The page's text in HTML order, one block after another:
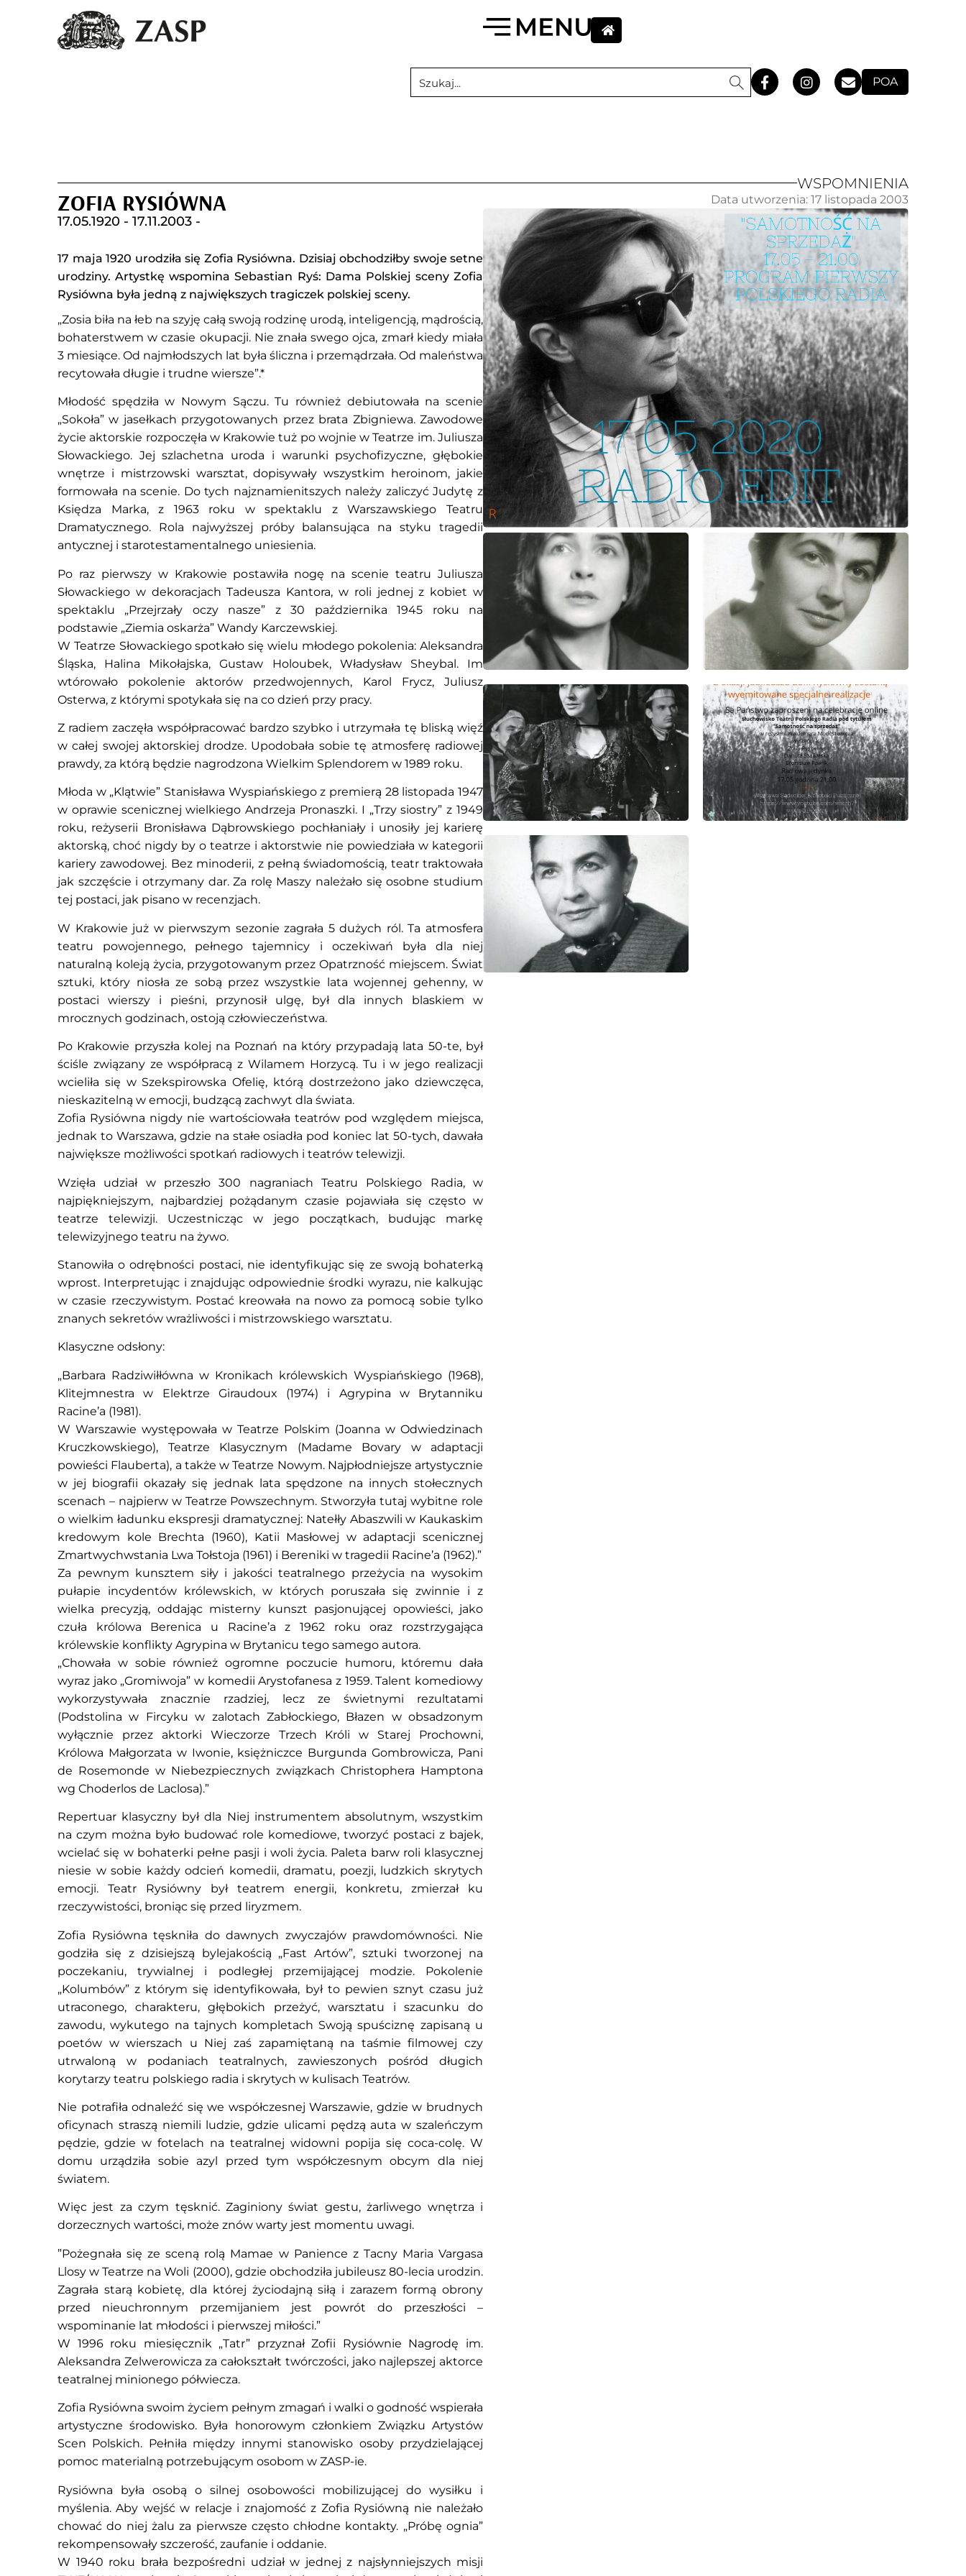
POA
WSPOMNIENIA
ZOFIA RYSIÓWNA
17.05.1920 - 17.11.2003 -
17 maja 1920 urodziła się Zofia Rysiówna. Dzisiaj obchodziłby swoje setne
urodziny. Artystkę wspomina Sebastian Ryś: Dama Polskiej sceny Zofia
Rysiówna była jedną z największych tragiczek polskiej sceny.
„Zosia biła na łeb na szyję całą swoją rodzinę urodą, inteligencją, mądrością,
bohaterstwem w czasie okupacji. Nie znała swego ojca, zmarł kiedy miała
3 miesiące. Od najmłodszych lat była śliczna i przemądrzała. Od maleństwa
recytowała długie i trudne wiersze”.*
Młodość spędziła w Nowym Sączu. Tu również debiutowała na scenie
„Sokoła” w jasełkach przygotowanych przez brata Zbigniewa. Zawodowe
życie aktorskie rozpoczęła w Krakowie tuż po wojnie w Teatrze im. Juliusza
Słowackiego. Jej szlachetna uroda i warunki psychofizyczne, głębokie
wnętrze i mistrzowski warsztat, dopisywały wszystkim heroinom, jakie
formowała na scenie. Do tych najznamienitszych należy zaliczyć Judytę z
Księdza Marka, z 1963 roku w spektaklu z Warszawskiego Teatru
Dramatycznego. Rola najwyższej próby balansująca na styku tragedii
antycznej i starotestamentalnego uniesienia.
Po raz pierwszy w Krakowie postawiła nogę na scenie teatru Juliusza
Słowackiego w dekoracjach Tadeusza Kantora, w roli jednej z kobiet w
spektaklu „Przejrzały oczy nasze” z 30 października 1945 roku na
podstawie „Ziemia oskarża” Wandy Karczewskiej.
W Teatrze Słowackiego spotkało się wielu młodego pokolenia: Aleksandra
Śląska, Halina Mikołajska, Gustaw Holoubek, Władysław Sheybal. Im
wtórowało pokolenie aktorów przedwojennych, Karol Frycz, Juliusz
Osterwa, z którymi spotykała się na co dzień przy pracy.
Z radiem zaczęła współpracować bardzo szybko i utrzymała tę bliską więź
w całej swojej aktorskiej drodze. Upodobała sobie tę atmosferę radiowej
prawdy, za którą będzie nagrodzona Wielkim Splendorem w 1989 roku.
Młoda w „Klątwie” Stanisława Wyspiańskiego z premierą 28 listopada 1947
w oprawie scenicznej wielkiego Andrzeja Pronaszki. I „Trzy siostry” z 1949
roku, reżyserii Bronisława Dąbrowskiego pochłaniały i unosiły jej karierę
aktorską, choć nigdy by o teatrze i aktorstwie nie powiedziała w kategorii
kariery zawodowej. Bez minoderii, z pełną świadomością, teatr traktowała
jak szczęście i otrzymany dar. Za rolę Maszy należało się osobne studium
tej postaci, jak pisano w recenzjach.
W Krakowie już w pierwszym sezonie zagrała 5 dużych ról. Ta atmosfera
teatru powojennego, pełnego tajemnicy i oczekiwań była dla niej
naturalną koleją życia, przygotowanym przez Opatrzność miejscem. Świat
sztuki, który niosła ze sobą przez wszystkie lata wojennej gehenny, w
postaci wierszy i pieśni, przynosił ulgę, był dla innych blaskiem w
mrocznych godzinach, ostoją człowieczeństwa.
Po Krakowie przyszła kolej na Poznań na który przypadają lata 50-te, był
ściśle związany ze współpracą z Wilamem Horzycą. Tu i w jego realizacji
wcieliła się w Szekspirowska Ofelię, którą dostrzeżono jako dziewczęca,
nieskazitelną w emocji, budzącą zachwyt dla świata.
Zofia Rysiówna nigdy nie wartościowała teatrów pod względem miejsca,
jednak to Warszawa, gdzie na stałe osiadła pod koniec lat 50-tych, dawała
największe możliwości spotkań radiowych i teatrów telewizji.
Wzięła udział w przeszło 300 nagraniach Teatru Polskiego Radia, w
najpiękniejszym, najbardziej pożądanym czasie pojawiała się często w
teatrze telewizji. Uczestnicząc w jego początkach, budując markę
telewizyjnego teatru na żywo.
Stanowiła o odrębności postaci, nie identyfikując się ze swoją bohaterką
wprost. Interpretując i znajdując odpowiednie środki wyrazu, nie kalkując
w czasie rzeczywistym. Postać kreowała na nowo za pomocą sobie tylko
znanych sekretów wrażliwości i mistrzowskiego warsztatu.
Klasyczne odsłony:
„Barbara Radziwiłłówna w Kronikach królewskich Wyspiańskiego (1968),
Klitejmnestra w Elektrze Giraudoux (1974) i Agrypina w Brytanniku
Racine’a (1981).
W Warszawie występowała w Teatrze Polskim (Joanna w Odwiedzinach
Kruczkowskiego), Teatrze Klasycznym (Madame Bovary w adaptacji
powieści Flauberta), a także w Teatrze Nowym. Najpłodniejsze artystycznie
w jej biografii okazały się jednak lata spędzone na innych stołecznych
scenach – najpierw w Teatrze Powszechnym. Stworzyła tutaj wybitne role
o wielkim ładunku ekspresji dramatycznej: Natełły Abaszwili w Kaukaskim
kredowym kole Brechta (1960), Katii Masłowej w adaptacji scenicznej
Zmartwychwstania Lwa Tołstoja (1961) i Bereniki w tragedii Racine’a (1962).”
Za pewnym kunsztem siły i jakości teatralnego przeżycia na wysokim
pułapie incydentów królewskich, w których poruszała się zwinnie i z
wielka precyzją, oddając misterny kunszt pasjonującej opowieści, jako
czuła królowa Berenica u Racine’a z 1962 roku oraz rozstrzygająca
królewskie konflikty Agrypina w Brytanicu tego samego autora.
„Chowała w sobie również ogromne poczucie humoru, któremu dała
wyraz jako „Gromiwoja” w komedii Arystofanesa z 1959. Talent komediowy
wykorzystywała znacznie rzadziej, lecz ze świetnymi rezultatami
(Podstolina w Fircyku w zalotach Zabłockiego, Błazen w obsadzonym
wyłącznie przez aktorki Wieczorze Trzech Króli w Starej Prochowni,
Królowa Małgorzata w Iwonie, księżniczce Burgunda Gombrowicza, Pani
de Rosemonde w Niebezpiecznych związkach Christophera Hamptona
wg Choderlos de Laclosa).”
Repertuar klasyczny był dla Niej instrumentem absolutnym, wszystkim
na czym można było budować role komediowe, tworzyć postaci z bajek,
wcielać się w bohaterki pełne pasji i woli życia. Paleta barw roli klasycznej
niesie w sobie każdy odcień komedii, dramatu, poezji, ludzkich skrytych
emocji. Teatr Rysiówny był teatrem energii, konkretu, zmierzał ku
rzeczywistości, broniąc się przed liryzmem.
Zofia Rysiówna tęskniła do dawnych zwyczajów prawdomówności. Nie
godziła się z dzisiejszą bylejakością „Fast Artów”, sztuki tworzonej na
poczekaniu, trywialnej i podległej przemijającej modzie. Pokolenie
„Kolumbów” z którym się identyfikowała, był to pewien sznyt czasu już
utraconego, charakteru, głębokich przeżyć, warsztatu i szacunku do
zawodu, wykutego na tajnych kompletach Swoją spuściznę zapisaną u
poetów w wierszach u Niej zaś zapamiętaną na taśmie filmowej czy
utrwaloną w podaniach teatralnych, zawieszonych pośród długich
korytarzy teatru polskiego radia i skrytych w kulisach Teatrów.
Nie potrafiła odnaleźć się we współczesnej Warszawie, gdzie w brudnych
oficynach straszą niemili ludzie, gdzie ulicami pędzą auta w szaleńczym
pędzie, gdzie w fotelach na teatralnej widowni popija się coca-colę. W
domu urządziła sobie azyl przed tym współczesnym obcym dla niej
światem.
Więc jest za czym tęsknić. Zaginiony świat gestu, żarliwego wnętrza i
dorzecznych wartości, może znów warty jest momentu uwagi.
”Pożegnała się ze sceną rolą Mamae w Panience z Tacny Maria Vargasa
Llosy w Teatrze na Woli (2000), gdzie obchodziła jubileusz 80-lecia urodzin.
Zagrała starą kobietę, dla której życiodajną siłą i zarazem formą obrony
przed nieuchronnym przemijaniem jest powrót do przeszłości –
wspominanie lat młodości i pierwszej miłości.”
W 1996 roku miesięcznik „Tatr” przyznał Zofii Rysiównie Nagrodę im.
Aleksandra Zelwerowicza za całokształt twórczości, jako najlepszej aktorce
teatralnej minionego półwiecza.
Zofia Rysiówna swoim życiem pełnym zmagań i walki o godność wspierała
artystyczne środowisko. Była honorowym członkiem Związku Artystów
Scen Polskich. Pełniła między innymi stanowisko osoby przydzielającej
pomoc materialną potrzebującym osobom w ZASP-ie.
Rysiówna była osobą o silnej osobowości mobilizującej do wysiłku i
myślenia. Aby wejść w relacje i znajomość z Zofia Rysiówną nie należało
chować do niej żalu za pierwsze często chłodne kontakty. „Próbę ognia”
rekompensowały szczerość, zaufanie i oddanie.
W 1940 roku brała bezpośredni udział w jednej z najsłynniejszych misji
Data utworzenia: 17 listopada 2003